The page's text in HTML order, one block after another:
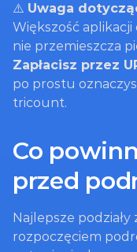
⚠️ Uwaga
Większość
Zapłacisz przez
po prostu
tricount.
Co
przed
Najlepsze podziały
rozpoczęciem